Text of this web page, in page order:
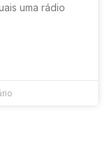
uma rádio